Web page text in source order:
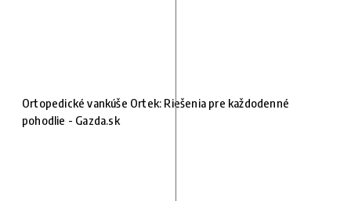
Ortopedické vankúše Ortek: Riešenia pre každodenné
pohodlie - Gazda.sk